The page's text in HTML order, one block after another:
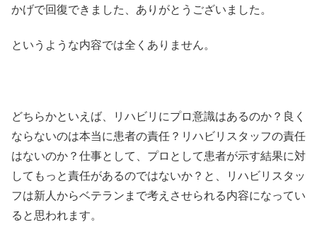
かげで回復できました、ありがとうございました。
というような内容では全くありません。
どちらかといえば、リハビリにプロ意識はあるのか？良く
ならないのは本当に患者の責任？リハビリスタッフの責任
はないのか？仕事として、プロとして患者が示す結果に対
してもっと責任があるのではないか？と、リハビリスタッ
フは新人からベテランまで考えさせられる内容になってい
ると思われます。